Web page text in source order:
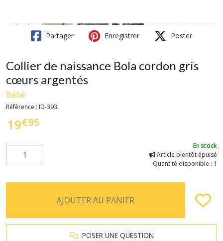
Partager Enregistrer Poster
Collier de naissance Bola cordon gris
cœurs argentés
Bébé
Référence : ID-393
19€95
En stock
Article bientôt épuisé
Quantité disponible : 1
AJOUTER AU PANIER
POSER UNE QUESTION